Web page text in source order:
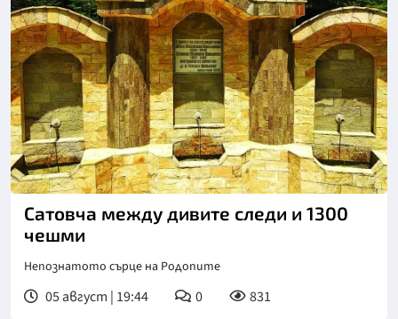
Сатовча между дивите следи и 1300
чешми
Непознатото сърце на Родопите
05 август | 19:44 0 831